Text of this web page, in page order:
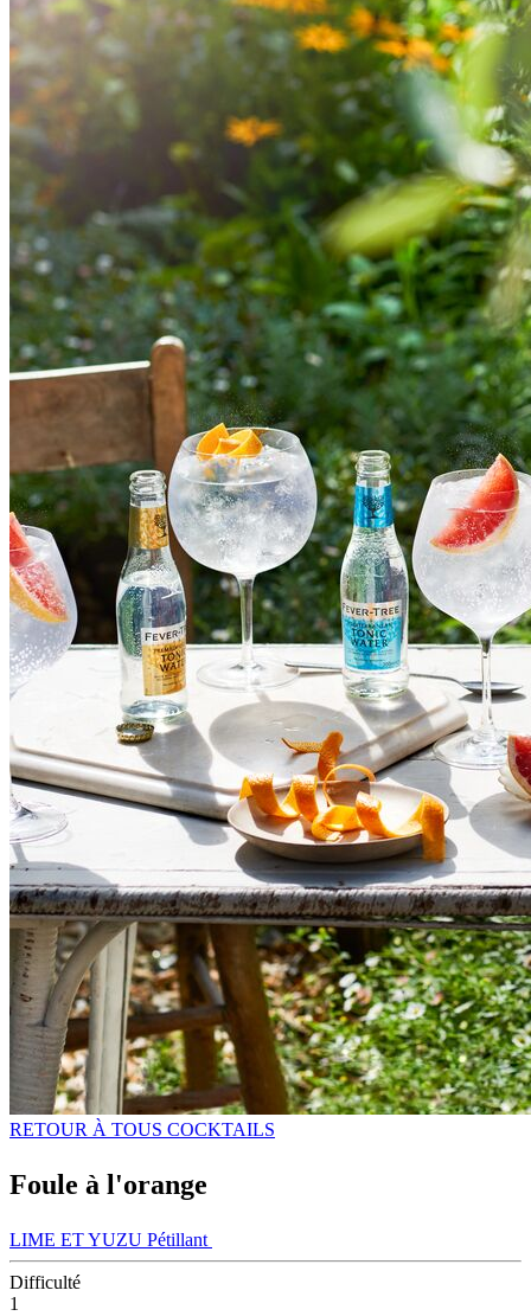
RETOUR À TOUS COCKTAILS
Foule à l'orange
LIME ET YUZU Pétillant
Difficulté
1